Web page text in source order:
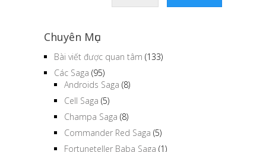
Chuyên Mục
Bài viết được quan tâm (133)
Các Saga (95)
Androids Saga (8)
Cell Saga (5)
Champa Saga (8)
Commander Red Saga (5)
Fortuneteller Baba Saga (1)